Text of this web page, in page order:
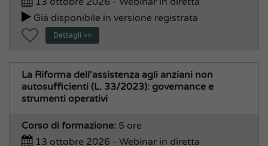
Già disponibile in versione registrata
Dettagli >>
La Riforma dell'assistenza agli anziani non
autosufficienti (L. 33/2023): governance e
strumenti operativi
Corso di formazione: 5 ore
13 ottobre 2026 - Webinar in diretta